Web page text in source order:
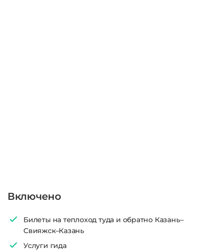
Включено
Билеты на теплоход туда и обратно Казань–
Свияжск–Казань
Услуги гида